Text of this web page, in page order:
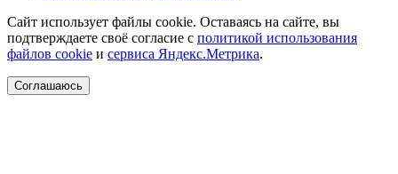
Сайт использует файлы cookie. Оставаясь на сайте, вы
подтверждаете своё согласие с политикой использования
файлов cookie и сервиса Яндекс.Метрика.
Соглашаюсь